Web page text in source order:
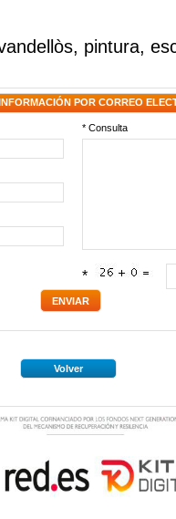
, pintura,
POR CORREO
* Consulta
*
Volver